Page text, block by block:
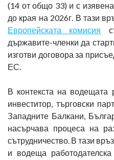
(14 от общо 33) и с
до края на 2026г. В тази
Европейската комисия
държавите-членки да
изготви договора за
ЕС.
В контекста на
инвеститор, търговски
Западните Балкани,
насърчава процеса на
сътрудничество. В тази
и водеща